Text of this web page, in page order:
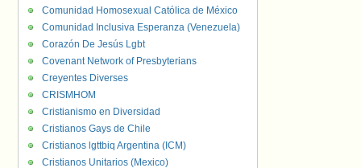
Comunidad Homosexual Católica de México
Comunidad Inclusiva Esperanza (Venezuela)
Corazón De Jesús Lgbt
Covenant Network of Presbyterians
Creyentes Diverses
CRISMHOM
Cristianismo en Diversidad
Cristianos Gays de Chile
Cristianos lgttbiq Argentina (ICM)
Cristianos Unitarios (Mexico)